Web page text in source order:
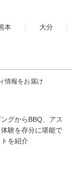
本
大分
情報をお届け
グからBBQ、アス
験を存分に堪能で
を紹介